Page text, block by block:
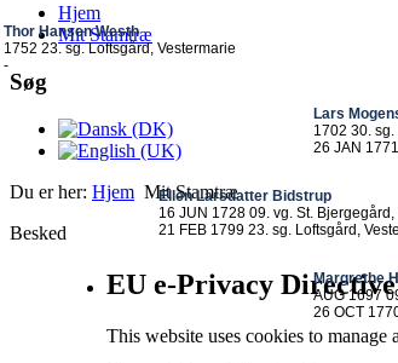
Hjem
Mit Stamtræ
Søg
Du er her: Hjem Mit Stamtræ
Besked
EU e-Privacy Directive
This website uses cookies to
Thor Hansen Westh
1752 23. sg. Loftsgård, Vestermarie
-
Ellen Larsdatter Bidstrup
16 JUN 1728 09. vg. St. Bjergegård,
21 FEB 1799 23. sg. Loftsgård,
Lars
1702 30.
26 JAN
Margrethe
AUG 1697
26 OCT